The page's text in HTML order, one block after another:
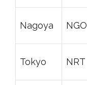
Nagoya NGO
Tokyo NRT